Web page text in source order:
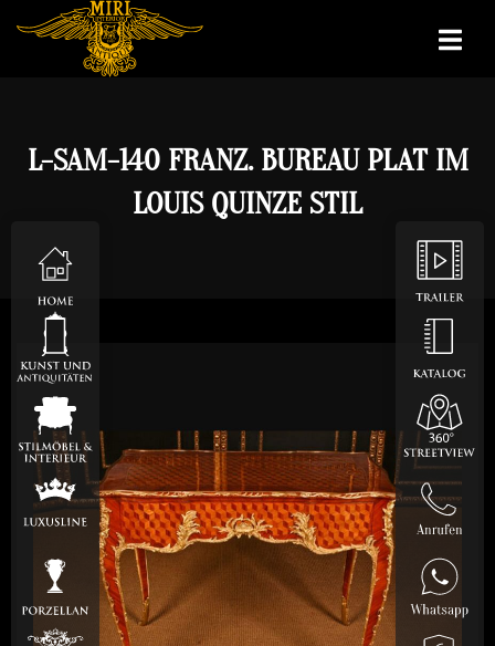
L-SAM-140 FRANZ. BUREAU PLAT IM
LOUIS QUINZE STIL